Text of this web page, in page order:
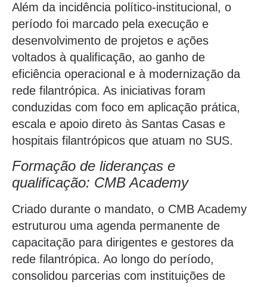
Além da incidência político-institucional, o
período foi marcado pela execução e
desenvolvimento de projetos e ações
voltados à qualificação, ao ganho de
eficiência operacional e à modernização da
rede filantrópica. As iniciativas foram
conduzidas com foco em aplicação prática,
escala e apoio direto às Santas Casas e
hospitais filantrópicos que atuam no SUS.
Formação de lideranças e
qualificação: CMB Academy
Criado durante o mandato, o CMB Academy
estruturou uma agenda permanente de
capacitação para dirigentes e gestores da
rede filantrópica. Ao longo do período,
consolidou parcerias com instituições de